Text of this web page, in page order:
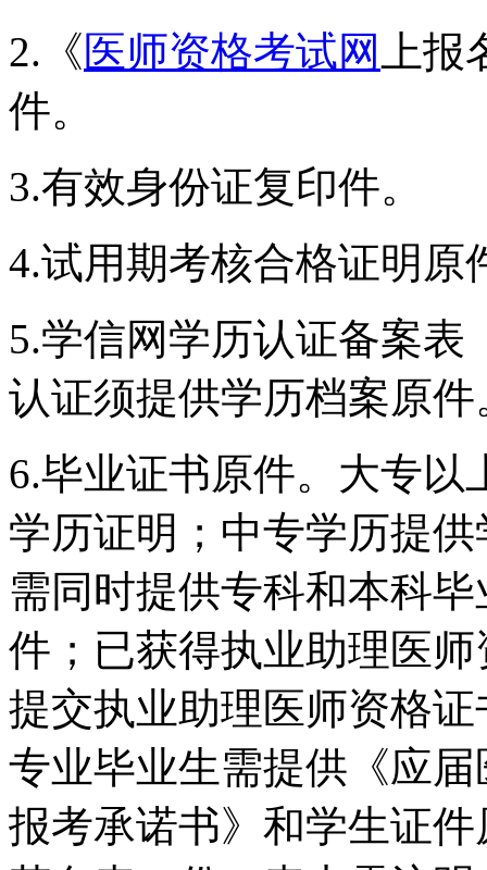
2.《医师资格考试网
上
件。
3.有效身份证复印件。
4.试用期考核合格证明原
5.学信网学历认证备案
认证须提供学历档案原件
6.毕业证书原件。大专
学历证明；中专学历提
需同时提供专科和本科
件；已获得执业助理医
提交执业助理医师资格
专业毕业生需提供《应
报考承诺书》和学生证